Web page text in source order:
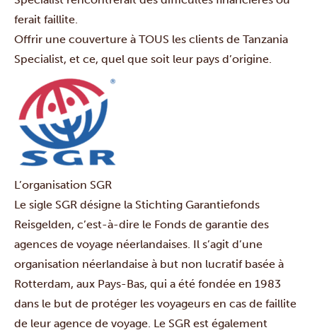
ferait faillite.
Offrir une couverture à TOUS les clients de Tanzania
Specialist, et ce, quel que soit leur pays d’origine.
L’organisation SGR
Le sigle SGR désigne la Stichting Garantiefonds
Reisgelden, c’est-à-dire le Fonds de garantie des
agences de voyage néerlandaises. Il s’agit d’une
organisation néerlandaise à but non lucratif basée à
Rotterdam, aux Pays-Bas, qui a été fondée en 1983
dans le but de protéger les voyageurs en cas de faillite
de leur agence de voyage. Le SGR est également